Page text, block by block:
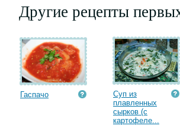
Другие рецепты
Гаспачо
Суп из
плавленных
сырков (с
картофеле...